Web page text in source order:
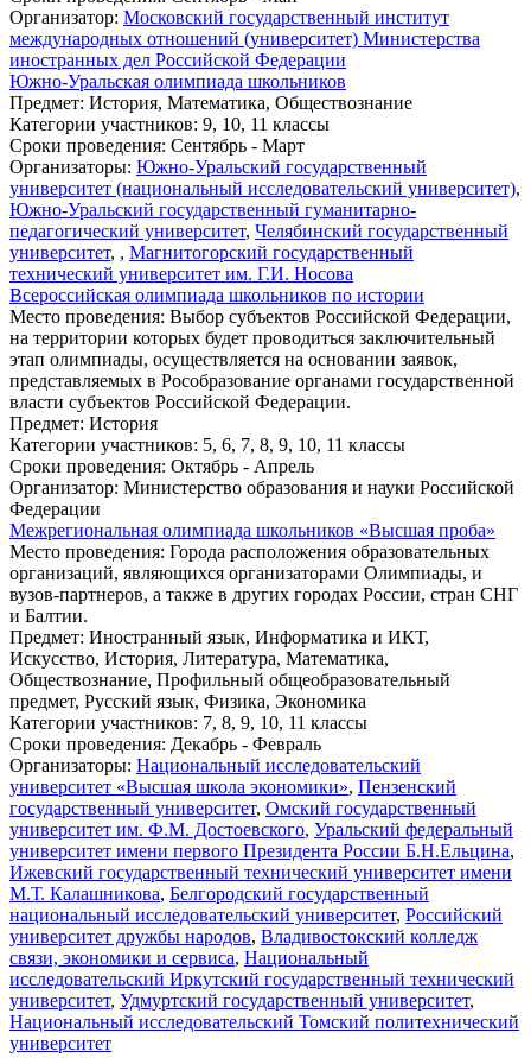
Организатор: Московский государственный институт
международных отношений (университет) Министерства
иностранных дел Российской Федерации
Южно-Уральская олимпиада школьников
Предмет: История, Математика, Обществознание
Категории участников: 9, 10, 11 классы
Сроки проведения: Сентябрь - Март
Организаторы: Южно-Уральский государственный
университет (национальный исследовательский университет),
Южно-Уральский государственный гуманитарно-
педагогический университет, Челябинский государственный
университет, , Магнитогорский государственный
технический университет им. Г.И. Носова
Всероссийская олимпиада школьников по истории
Место проведения: Выбор субъектов Российской Федерации,
на территории которых будет проводиться заключительный
этап олимпиады, осуществляется на основании заявок,
представляемых в Рособразование органами государственной
власти субъектов Российской Федерации.
Предмет: История
Категории участников: 5, 6, 7, 8, 9, 10, 11 классы
Сроки проведения: Октябрь - Апрель
Организатор: Министерство образования и науки Российской
Федерации
Межрегиональная олимпиада школьников «Высшая проба»
Место проведения: Города расположения образовательных
организаций, являющихся организаторами Олимпиады, и
вузов-партнеров, а также в других городах России, стран СНГ
и Балтии.
Предмет: Иностранный язык, Информатика и ИКТ,
Искусство, История, Литература, Математика,
Обществознание, Профильный общеобразовательный
предмет, Русский язык, Физика, Экономика
Категории участников: 7, 8, 9, 10, 11 классы
Сроки проведения: Декабрь - Февраль
Организаторы: Национальный исследовательский
университет «Высшая школа экономики», Пензенский
государственный университет, Омский государственный
университет им. Ф.М. Достоевского, Уральский федеральный
университет имени первого Президента России Б.Н.Ельцина,
Ижевский государственный технический университет имени
М.Т. Калашникова, Белгородский государственный
национальный исследовательский университет, Российский
университет дружбы народов, Владивостокский колледж
связи, экономики и сервиса, Национальный
исследовательский Иркутский государственный технический
университет, Удмуртский государственный университет,
Национальный исследовательский Томский политехнический
университет